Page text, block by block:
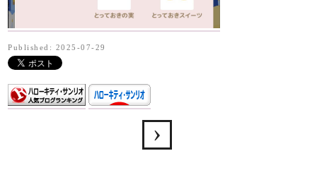
Published: 2025-07-29